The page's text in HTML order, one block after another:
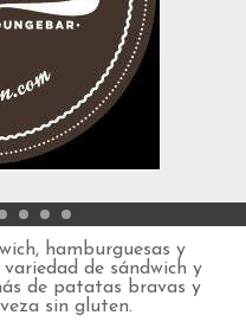
hamburguesas y
de sándwich y
de patatas bravas y
sin gluten.